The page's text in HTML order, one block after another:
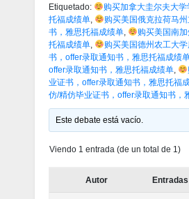
Etiquetado:
购买加拿大圭尔夫大
托福成绩单,
购买美国俄克拉荷马
书，雅思托福成绩单,
购买美国南
托福成绩单,
购买美国德州农工大
书，offer录取通知书，雅思托福成绩
offer录取通知书，雅思托福成绩单,
业证书，offer录取通知书，雅思托福
仿/精仿毕业证书，offer录取通知书，
Este debate está vacío.
Viendo 1 entrada (de un total de 1)
Autor Entradas